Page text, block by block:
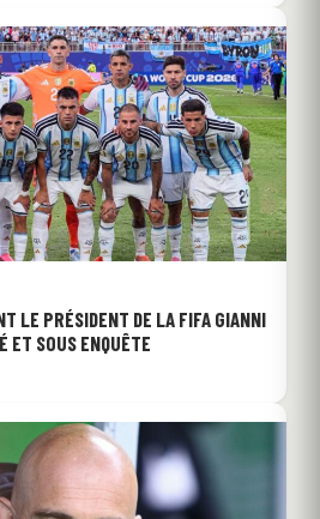
LE PRÉSIDENT DE LA FIFA GIANNI
ET SOUS ENQUÊTE